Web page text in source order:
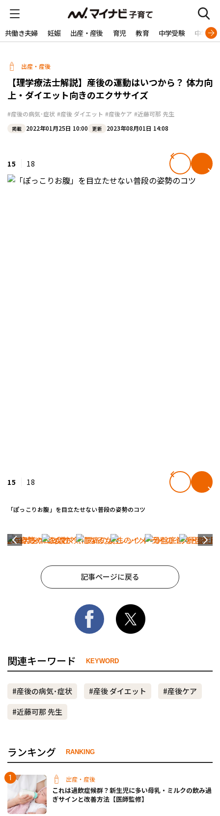
共働き夫婦 妊娠 出産・産後 育児 教育 中学受験 中学生
出産・産後
【理学療法士解説】産後の運動はいつから？ 体力向
上・ダイエット向きのエクササイズ
#産後の病気･症状 #産後 ダイエット #産後ケア #近藤可那 先生
掲載 2022年01月25日 10:00 更新 2023年08月01日 14:08
15 18
15 18
「ぽっこりお腹」を目立たせない普段の姿勢のコツ
記事ページに戻る
関連キーワード KEYWORD
#産後の病気･症状 #産後 ダイエット
#産後ケア
#近藤可那 先生
ランキング RANKING
出産・産後
これは過飲症候群？新生児に多い母乳・ミルクの飲み過
ぎサインと改善方法【医師監修】